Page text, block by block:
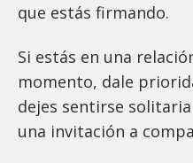
que estás firmando.
Si estás en una
momento, dale
dejes sentirse
una invitación a